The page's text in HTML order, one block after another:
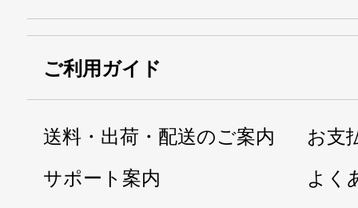
ご利用ガイド
送料・出荷・配送のご案内
お支
サポート案内
よく